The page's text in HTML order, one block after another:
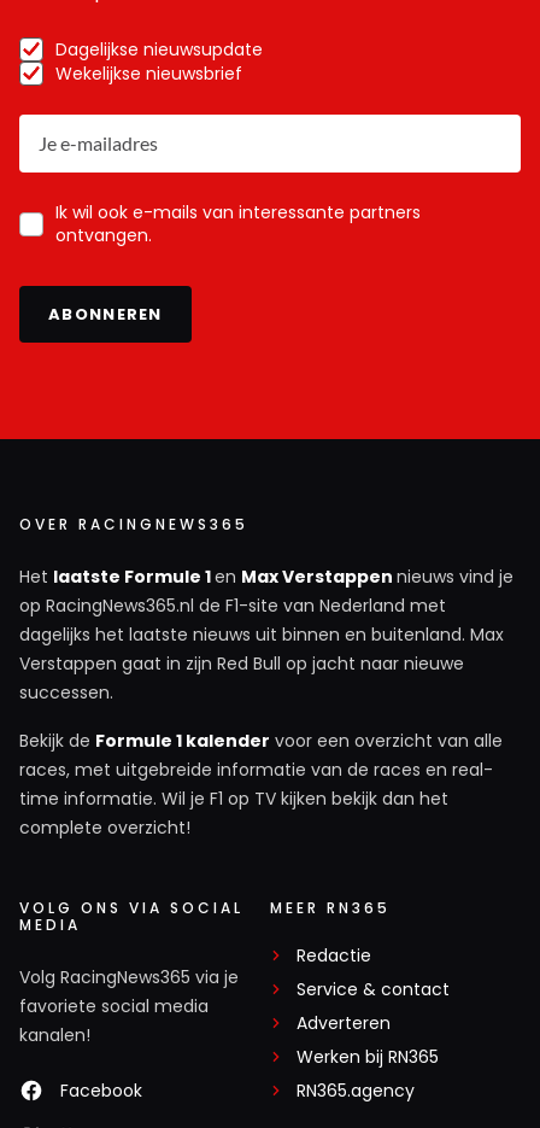
Dagelijkse nieuwsupdate
Wekelijkse nieuwsbrief
Ik wil ook e-mails van interessante partners
ontvangen.
ABONNEREN
OVER RACINGNEWS365
Het laatste Formule 1en Max Verstappen nieuws vind je
op RacingNews365.nl de F1-site van Nederland met
dagelijks het laatste nieuws uit binnen en buitenland. Max
Verstappen gaat in zijn Red Bull op jacht naar nieuwe
successen.
Bekijk de Formule 1 kalender voor een overzicht van alle
races, met uitgebreide informatie van de races en real-
time informatie. Wil je F1 op TV kijken bekijk dan het
complete overzicht!
VOLG ONS VIA SOCIAL
MEDIA
Volg RacingNews365 via je
favoriete social media
kanalen!
Facebook
MEER RN365
Redactie
Service & contact
Adverteren
Werken bij RN365
RN365.agency